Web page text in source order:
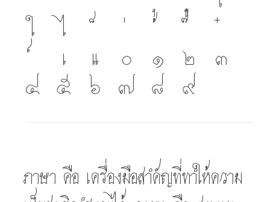
ใ
ไ
เ
แ ๐ ๑ ๒
๓
๔
๕ ๖ ๗ ๘ ๙
ภาษา คือ เครื่องมือสำคัญที่ทำให้ความ